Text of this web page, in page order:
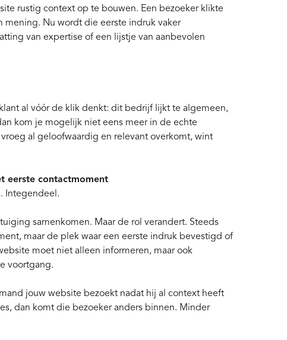
rustig context op te bouwen. Een bezoeker klikte
mening. Nu wordt die eerste indruk vaker
van expertise of een lijstje van aanbevolen
al vóór de klik denkt: dit bedrijf lijkt te algemeen,
kom je mogelijk niet eens meer in de echte
al geloofwaardig en relevant overkomt, wint
eerste contactmoment
Integendeel.
samenkomen. Maar de rol verandert. Steeds
maar de plek waar een eerste indruk bevestigd of
moet niet alleen informeren, maar ook
voortgang.
jouw website bezoekt nadat hij al context heeft
dan komt die bezoeker anders binnen. Minder